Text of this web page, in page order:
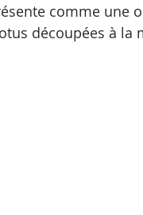
comme une
découpées à la